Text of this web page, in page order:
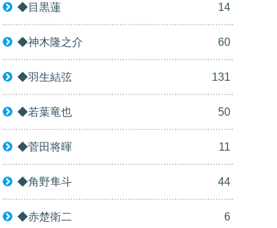
◆目黒蓮 14
◆神木隆之介 60
◆羽生結弦 131
◆若葉竜也 50
◆菅田将暉 11
◆角野隼斗 44
◆赤楚衛二 6